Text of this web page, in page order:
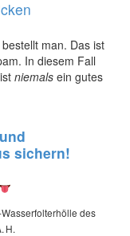
man. Das ist
In diesem Fall
niemals ein gutes
sichern!
des
H.